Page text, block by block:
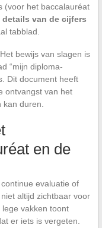
(voor het baccalauréat
details van de cijfers
tabblad.
bewijs van slagen is
“mijn diploma-
Dit document heeft
ontvangst van het
duren.
en de
evaluatie of
altijd zichtbaar voor
vakken toont
er iets is vergeten.